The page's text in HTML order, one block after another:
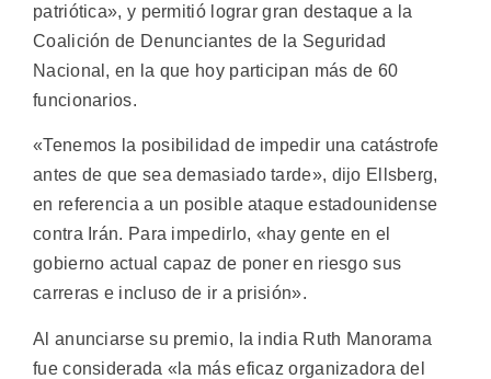
patriótica», y permitió lograr gran destaque a la
Coalición de Denunciantes de la Seguridad
Nacional, en la que hoy participan más de 60
funcionarios.
«Tenemos la posibilidad de impedir una catástrofe
antes de que sea demasiado tarde», dijo Ellsberg,
en referencia a un posible ataque estadounidense
contra Irán. Para impedirlo, «hay gente en el
gobierno actual capaz de poner en riesgo sus
carreras e incluso de ir a prisión».
Al anunciarse su premio, la india Ruth Manorama
fue considerada «la más eficaz organizadora del